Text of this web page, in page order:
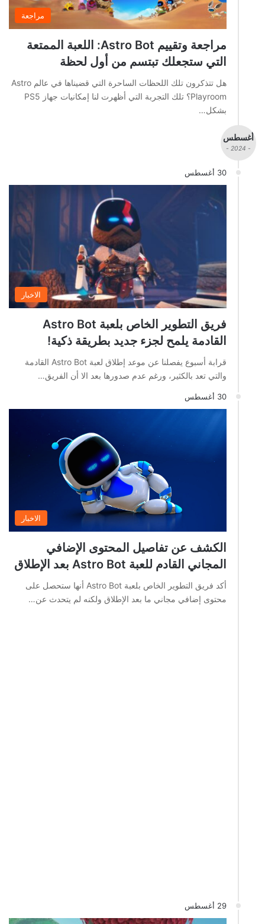
مراجعة
مراجعة وتقييم Astro Bot: اللعبة الممتعة
التي ستجعلك تبتسم من أول لحظة
هل تتذكرون تلك اللحظات الساحرة التي قضيناها في عالم Astro
Playroom؟ تلك التجربة التي أظهرت لنا إمكانيات جهاز PS5
بشكل…
أغسطس
- 2024 -
30 أغسطس
الاخبار
فريق التطوير الخاص بلعبة Astro Bot
القادمة يلمح لجزء جديد بطريقة ذكية!
قرابة أسبوع يفصلنا عن موعد إطلاق لعبة Astro Bot القادمة
والتي تعد بالكثير، ورغم عدم صدورها بعد الا أن الفريق…
30 أغسطس
الاخبار
الكشف عن تفاصيل المحتوى الإضافي
المجاني القادم للعبة Astro Bot بعد الإطلاق
أكد فريق التطوير الخاص بلعبة Astro Bot أنها ستحصل على
محتوى إضافي مجاني ما بعد الإطلاق ولكنه لم يتحدث عن…
29 أغسطس